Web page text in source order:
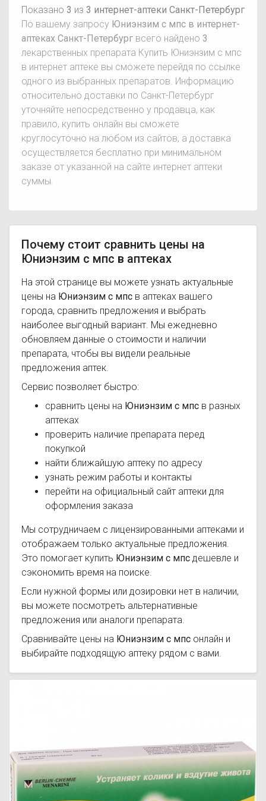
Показано 3 из 3 интернет-аптеки Санкт-Петербург
По вашему запросу Юниэнзим с мпс в интернет-
аптеках Санкт-Петербург всего найдено 3
лекарственных препарата Купить Юниэнзим с мпс
в интернет аптеке вы сможете перейдя по ссылке
одного из выбранных препаратов. Информацию
относительно доставки по Санкт-Петербург
уточняйте непосредственно у продавца, как
правило, купить онлайн вы сможете
круглосуточно на любом из сайтов, а доставка
осуществляется бесплатно при минимальном
заказе от указанной на сайте интернет аптеки
суммы.
Почему стоит сравнить цены на
Юниэнзим с мпс в аптеках
На этой странице вы можете узнать актуальные
цены на Юниэнзим с мпс в аптеках вашего
города, сравнить предложения и выбрать
наиболее выгодный вариант. Мы ежедневно
обновляем данные о стоимости и наличии
препарата, чтобы вы видели реальные
предложения аптек.
Сервис позволяет быстро:
сравнить цены на Юниэнзим с мпс в разных
аптеках
проверить наличие препарата перед
покупкой
найти ближайшую аптеку по адресу
узнать режим работы и контакты
перейти на официальный сайт аптеки для
оформления заказа
Мы сотрудничаем с лицензированными аптеками и
отображаем только актуальные предложения.
Это помогает купить Юниэнзим с мпс дешевле и
сэкономить время на поиске.
Если нужной формы или дозировки нет в наличии,
вы можете посмотреть альтернативные
предложения или аналоги препарата.
Сравнивайте цены на Юниэнзим с мпс онлайн и
выбирайте подходящую аптеку рядом с вами.